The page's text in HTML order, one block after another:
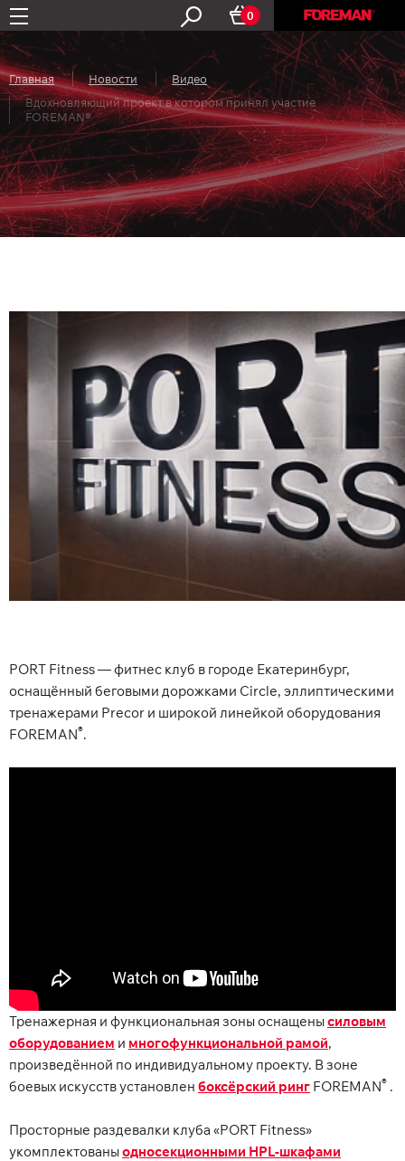
0
Главная Новости
Видео
Вдохновляющий проект в котором принял участие
FOREMAN®
PORT Fitness — фитнес клуб в городе Екатеринбург,
оснащённый беговыми дорожками Circle, эллиптическими
тренажерами Precor и широкой линейкой оборудования
FOREMAN®.
Тренажерная и функциональная зоны оснащенысиловым
оборудованием и многофункциональной рамой,
произведённой по индивидуальному проекту. В зоне
боевых искусств установлен боксёрский ринг FOREMAN® .
Просторные раздевалки клуба «PORT Fitness»
укомплектованыодносекционными HPL-шкафами